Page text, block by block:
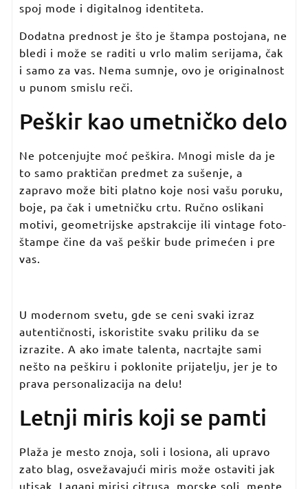
spoj mode i digitalnog identiteta.
Dodatna prednost je što je štampa postojana, ne
bledi i može se raditi u vrlo malim serijama, čak
i samo za vas. Nema sumnje, ovo je originalnost
u punom smislu reči.
Peškir kao umetničko delo
Ne potcenjujte moć peškira. Mnogi misle da je
to samo praktičan predmet za sušenje, a
zapravo može biti platno koje nosi vašu poruku,
boje, pa čak i umetničku crtu. Ručno oslikani
motivi, geometrijske apstrakcije ili vintage foto-
štampe čine da vaš peškir bude primećen i pre
vas.
U modernom svetu, gde se ceni svaki izraz
autentičnosti, iskoristite svaku priliku da se
izrazite. A ako imate talenta, nacrtajte sami
nešto na peškiru i poklonite prijatelju, jer je to
prava personalizacija na delu!
Letnji miris koji se pamti
Plaža je mesto znoja, soli i losiona, ali upravo
zato blag, osvežavajući miris može ostaviti jak
utisak. Lagani mirisi citrusa, morske soli, mente